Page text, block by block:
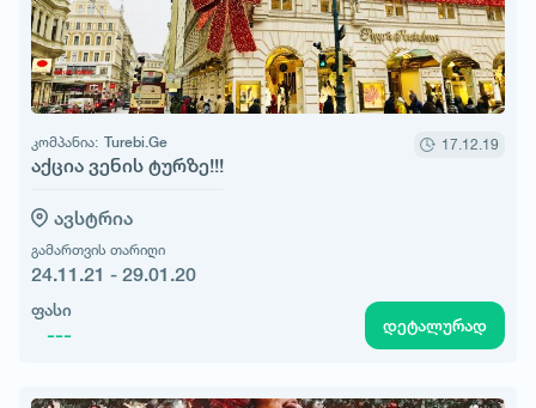
კომპანია: Turebi.Ge
აქცია ვენის ტურზე!!!
17.12.19
ავსტრია
გამართვის თარიღი
24.11.21 - 29.01.20
ფასი
--- დეტალურად